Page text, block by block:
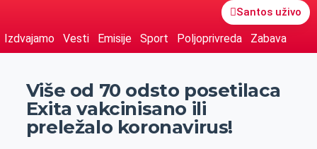
Santos uživo
Izdvajamo Vesti Emisije Sport Poljoprivreda Zabava
Više od 70 odsto posetilaca
Exita vakcinisano ili
preležalo koronavirus!